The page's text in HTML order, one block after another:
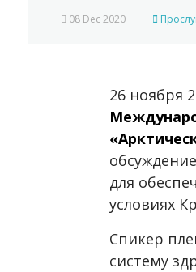
08 Dec 2020
26 ноября
для
условиях
Спикер
систему